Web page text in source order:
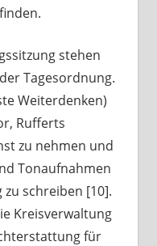
stehen
Tagesordnung.
Weiterdenken)
Rufferts
zu nehmen und
Tonaufnahmen
schreiben [10].
Kreisverwaltung
für